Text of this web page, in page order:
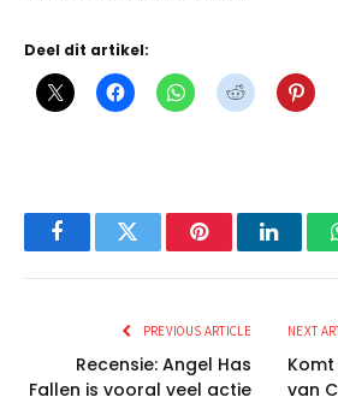
Deel dit artikel:
FacebookTwitter Pinterest
PREVIOUS ARTICLE
Recensie: Angel Has
Fallen is vooral veel actie
NEXT
van